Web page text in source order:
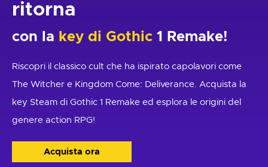
ritorna
con la key di Gothic 1 Remake!
Riscopri il classico cult che ha ispirato capolavori come
The Witcher e Kingdom Come: Deliverance. Acquista la
key Steam di Gothic 1 Remake ed esplora le origini del
genere action RPG!
Acquista ora